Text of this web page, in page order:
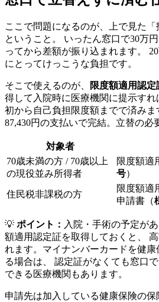
ここで問題になるのが、上で見た「
ということ。 いったん窓口で30万
ってから差額が振り込まれます。
にとってけっこうな負担です。
そこで使えるのが、 限度額適用認定
得して入院時に医療機関に提示す
初から自己負担限度額までで済みま
87,430円の支払いで完結。立替の必
対象者
70歳未満の方 / 70歳以上
の現役並み所得者
限度額適
号）
住民税非課税の方
限度額適
申請書（
💡 ポイント： 入院・手術の予定が
額適用認定証を取得しておくと、
れます。マイナンバーカードを健
る場合は、 認定証がなくても窓口
できる医療機関もあります。
申請先は加入している健康保険の